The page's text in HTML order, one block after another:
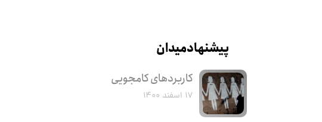
پیشنهاد میدان
کاربرد‌های کامجویی
۱۷ اسفند ۱۴۰۰